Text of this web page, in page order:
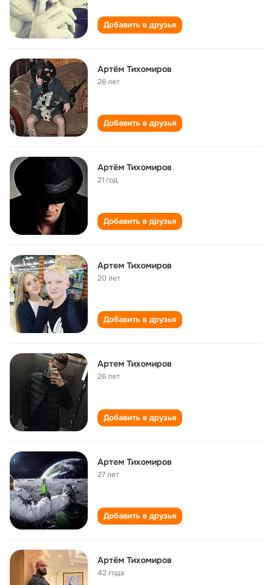
Добавить в друзья
Артём Тихомиров
26 лет
Добавить в друзья
Артём Тихомиров
21 год
Добавить в друзья
Артем Тихомиров
20 лет
Добавить в друзья
Артем Тихомиров
26 лет
Добавить в друзья
Артем Тихомиров
27 лет
Добавить в друзья
Артём Тихомиров
42 года